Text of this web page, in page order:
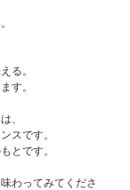
る。
す。
、
スです。
とです。
わってみてくださ